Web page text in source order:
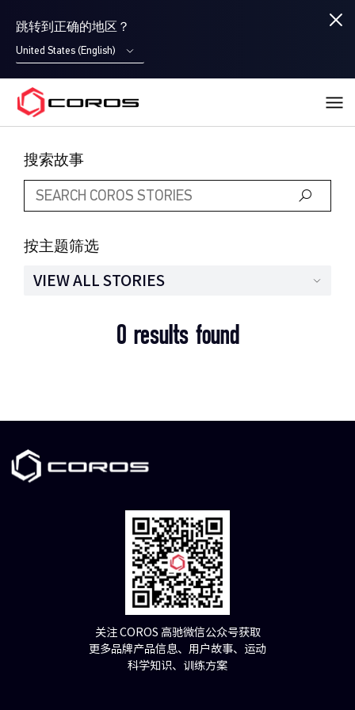
跳转到正确的地区？
United States (English)
COROS
搜索故事
按主题筛选
VIEW ALL STORIES
0 results found
关注 COROS 高驰微信公众号获取
更多品牌产品信息、用户故事、运动
科学知识、训练方案